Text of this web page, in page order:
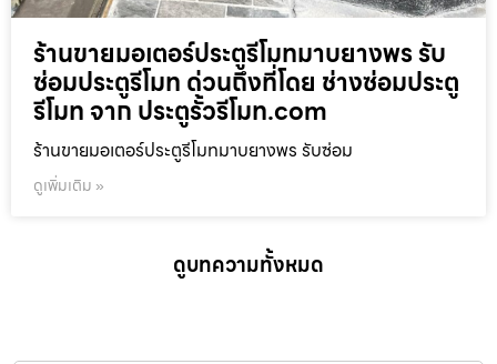
ร้านขายมอเตอร์ประตูรีโมทมาบยางพร รับ
ซ่อมประตูรีโมท ด่วนถึงที่โดย ช่างซ่อมประตู
รีโมท จาก ประตูรั้วรีโมท.com
ร้านขายมอเตอร์ประตูรีโมทมาบยางพร รับซ่อม
ดูเพิ่มเติม »
ดูบทความทั้งหมด